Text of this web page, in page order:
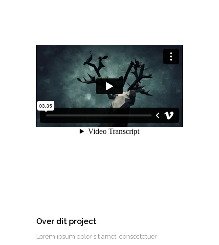
Over dit project
Lorem ipsum dolor sit amet, consectetuer